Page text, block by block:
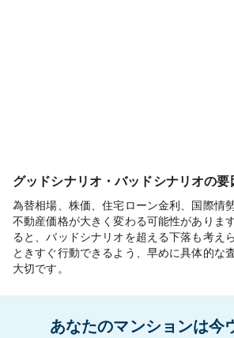
グッドシナリオ・バッドシナリオの要
為替相場、株価、住宅ローン金利、国際情
不動産価格が大きく変わる可能性がありま
ると、バッドシナリオを超える下落も考え
ときすぐ行動できるよう、早めに具体的な
大切です。
あなたのマンションは今